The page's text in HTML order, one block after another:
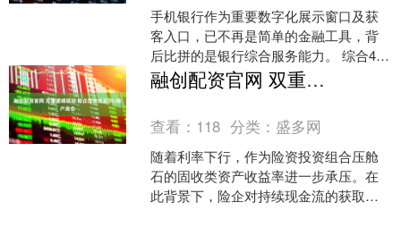
手机银行作为重要数字化展示窗口及获
客入口，已不再是简单的金融工具，背
后比拼的是银行综合服务能力。 综合42
家A股上市银行2025年半年报来看，今年
上半年，上市银....
融创配资官网 双重逻辑驱动 险企加速充实OCI账户底仓
查看： 118 分类： 盛多网
随着利率下行，作为险资投资组合压舱
石的固收类资产收益率进一步承压。在
此背景下，险企对持续现金流的获取方